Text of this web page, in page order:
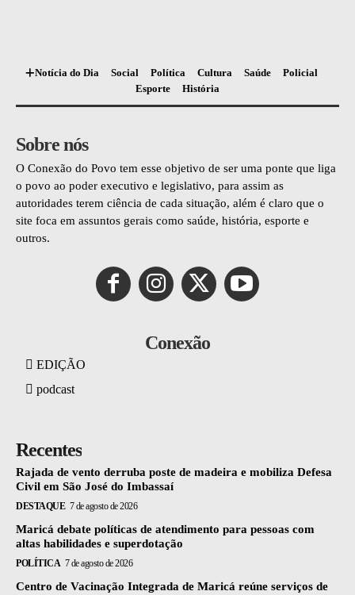
Notícia do Dia Social Política Cultura Saúde
Policial
Esporte
História
Sobre nós
O Conexão do Povo tem esse objetivo de ser uma ponte que liga
o povo ao poder executivo e legislativo, para assim as
autoridades terem ciência de cada situação, além é claro que o
site foca em assuntos gerais como saúde, história, esporte e
outros.
Conexão
EDIÇÃO
podcast
Recentes
Rajada de vento derruba poste de madeira e mobiliza Defesa
Civil em São José do Imbassaí
DESTAQUE 7 de agosto de 2026
Maricá debate políticas de atendimento para pessoas com
altas habilidades e superdotação
POLÍTICA 7 de agosto de 2026
Centro de Vacinação Integrada de Maricá reúne serviços de